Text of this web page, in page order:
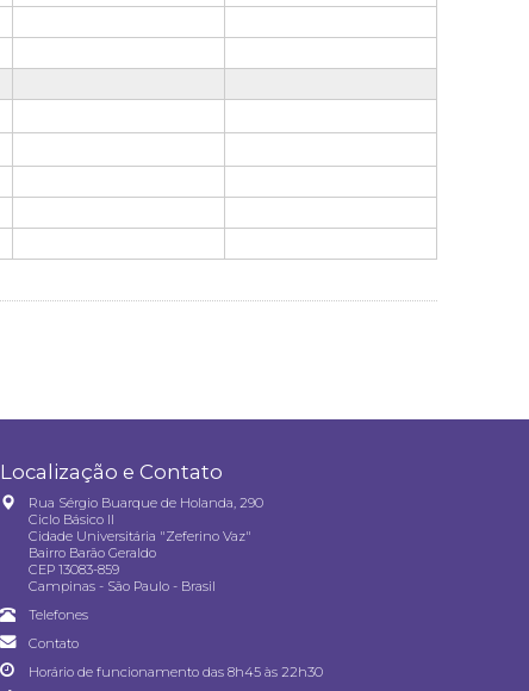
Localização e Contato
Rua Sérgio Buarque de Holanda, 290
Ciclo Básico II
Cidade Universitária "Zeferino Vaz"
Bairro Barão Geraldo
CEP 13083-859
Campinas - São Paulo - Brasil
Telefones
Contato
Horário de funcionamento das 8h45 às 22h30